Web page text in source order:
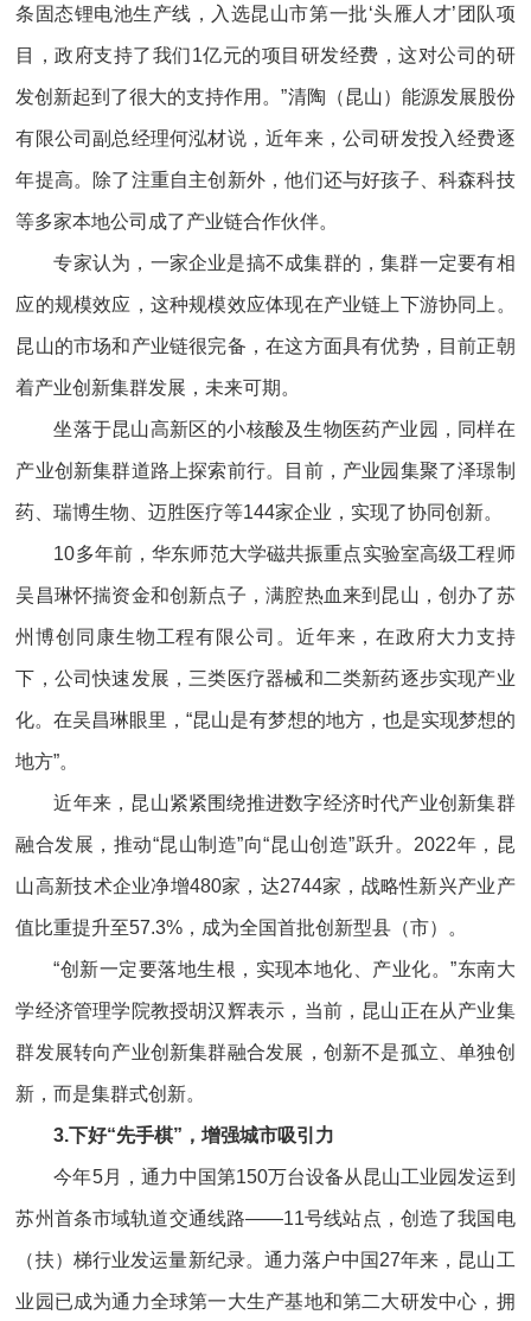
条固态锂电池生产线，入选昆山市第一批‘头雁人才’团队项
目，政府支持了我们1亿元的项目研发经费，这对公司的研
发创新起到了很大的支持作用。”清陶（昆山）能源发展股份
有限公司副总经理何泓材说，近年来，公司研发投入经费逐
年提高。除了注重自主创新外，他们还与好孩子、科森科技
等多家本地公司成了产业链合作伙伴。
专家认为，一家企业是搞不成集群的，集群一定要有相
应的规模效应，这种规模效应体现在产业链上下游协同上。
昆山的市场和产业链很完备，在这方面具有优势，目前正朝
着产业创新集群发展，未来可期。
坐落于昆山高新区的小核酸及生物医药产业园，同样在
产业创新集群道路上探索前行。目前，产业园集聚了泽璟制
药、瑞博生物、迈胜医疗等144家企业，实现了协同创新。
10多年前，华东师范大学磁共振重点实验室高级工程师
吴昌琳怀揣资金和创新点子，满腔热血来到昆山，创办了苏
州博创同康生物工程有限公司。近年来，在政府大力支持
下，公司快速发展，三类医疗器械和二类新药逐步实现产业
化。在吴昌琳眼里，“昆山是有梦想的地方，也是实现梦想的
地方”。
近年来，昆山紧紧围绕推进数字经济时代产业创新集群
融合发展，推动“昆山制造”向“昆山创造”跃升。2022年，昆
山高新技术企业净增480家，达2744家，战略性新兴产业产
值比重提升至57.3%，成为全国首批创新型县（市）。
“创新一定要落地生根，实现本地化、产业化。”东南大
学经济管理学院教授胡汉辉表示，当前，昆山正在从产业集
群发展转向产业创新集群融合发展，创新不是孤立、单独创
新，而是集群式创新。
3.下好“先手棋”，增强城市吸引力
今年5月，通力中国第150万台设备从昆山工业园发运到
苏州首条市域轨道交通线路——11号线站点，创造了我国电
（扶）梯行业发运量新纪录。通力落户中国27年来，昆山工
业园已成为通力全球第一大生产基地和第二大研发中心，拥